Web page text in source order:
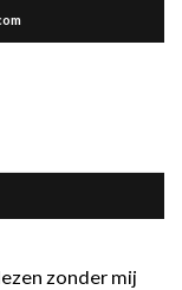
zonder mij